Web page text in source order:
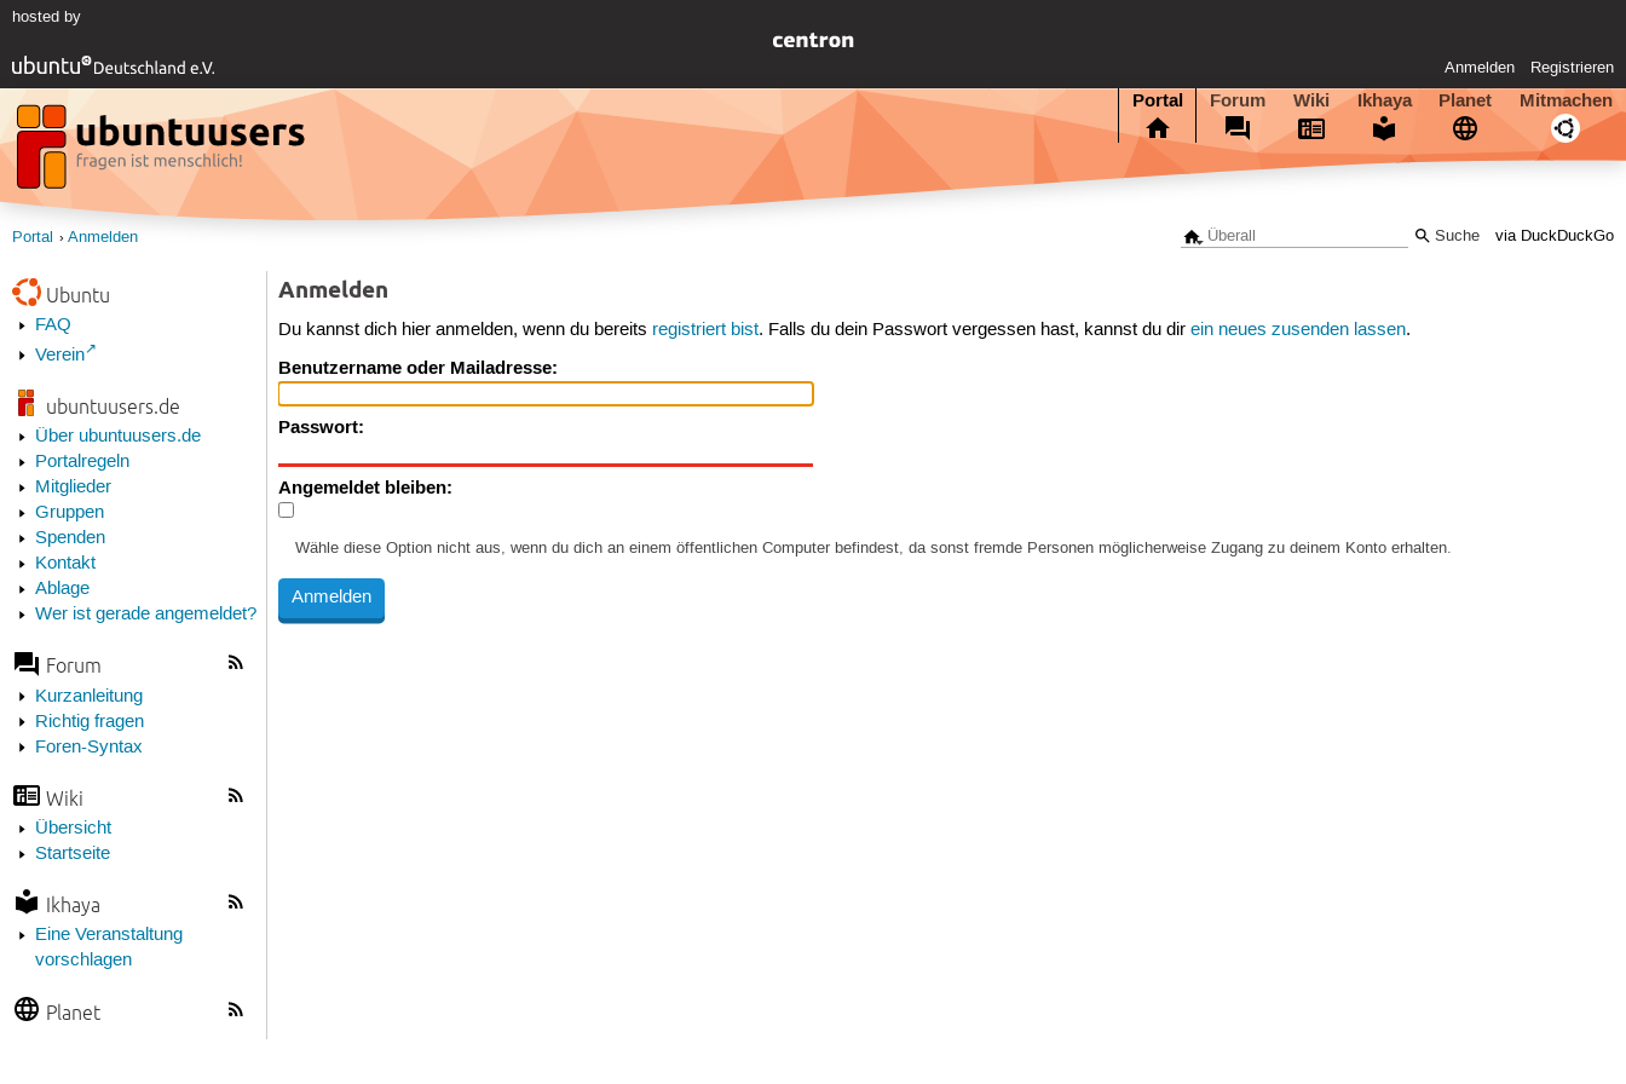
hosted by
Anmelden Registrieren
Portal Forum Wiki Ikhaya Planet Mitmachen
via DuckDuckGo
Portal Anmelden
Ubuntu
FAQ
Verein
ubuntuusers.de
Über ubuntuusers.de
Portalregeln
Mitglieder
Gruppen
Spenden
Kontakt
Ablage
Wer ist gerade angemeldet?
Forum
Kurzanleitung
Richtig fragen
Foren-Syntax
Wiki
Übersicht
Startseite
Ikhaya
Eine Veranstaltung
vorschlagen
Planet
Anmelden
Du kannst dich hier anmelden, wenn du bereits registriert bist. Falls du dein Passwort vergessen hast, kannst du direin neues zusenden lassen.
Benutzername oder Mailadresse:
Passwort:
Angemeldet bleiben:
Wähle diese Option nicht aus, wenn du dich an einem öffentlichen Computer befindest, da sonst fremde Personen möglicherweise Zugang zu deinem Konto erhalten.